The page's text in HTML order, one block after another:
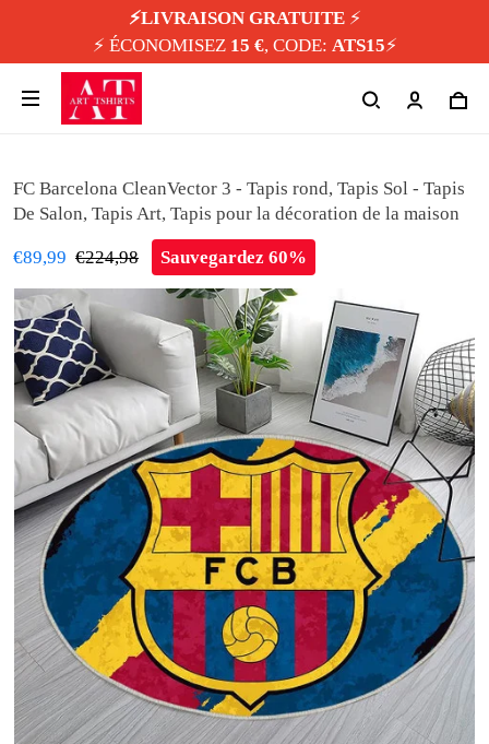
⚡️LIVRAISON GRATUITE⚡️
⚡️ ÉCONOMISEZ 15 €, CODE: ATS15⚡️
FC Barcelona CleanVector 3 - Tapis rond, Tapis Sol - Tapis
De Salon, Tapis Art, Tapis pour la décoration de la maison
€89,99 €224,98 Sauvegardez 60%